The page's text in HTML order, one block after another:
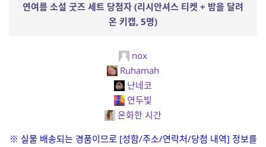
연여름 소설 굿즈 세트 당첨자 (리시안셔스 티켓 + 밤을 달려
온 키캡, 5명)
nox
Ruhamah
난네코
연두빛
온화한 시간
※ 실물 배송되는 경품이므로 [성함/주소/연락처/당첨 내역] 정보를